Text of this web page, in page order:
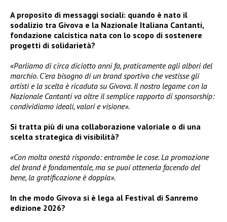
A proposito di messaggi sociali: quando è nato il
sodalizio tra Givova e la Nazionale Italiana Cantanti,
fondazione calcistica nata con lo scopo di sostenere
progetti di solidarietà?
«Parliamo di circa diciotto anni fa, praticamente agli albori del
marchio. C’era bisogno di un brand sportivo che vestisse gli
artisti e la scelta è ricaduta su Givova. Il nostro legame con la
Nazionale Cantanti va oltre il semplice rapporto di sponsorship:
condividiamo ideali, valori e visione».
Si tratta più di una collaborazione valoriale o di una
scelta strategica di visibilità?
«Con molta onestà rispondo: entrambe le cose. La promozione
del brand è fondamentale, ma se puoi ottenerla facendo del
bene, la gratificazione è doppia».
In che modo Givova si è lega al Festival di Sanremo
edizione 2026?